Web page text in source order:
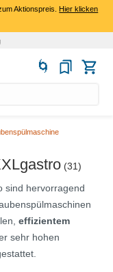
Aktionspreis.Hier klicken
(31)
sind hervorragend
effizientem
sehr hohen